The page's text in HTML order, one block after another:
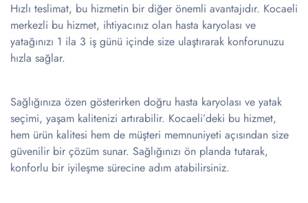
Hızlı teslimat, bu hizmetin bir diğer önemli avantajıdır. Kocaeli
merkezli bu hizmet, ihtiyacınız olan hasta karyolası ve
yatağınızı 1 ila 3 iş günü içinde size ulaştırarak konforunuzu
hızla sağlar.
Sağlığınıza özen gösterirken doğru hasta karyolası ve yatak
seçimi, yaşam kalitenizi artırabilir. Kocaeli’deki bu hizmet,
hem ürün kalitesi hem de müşteri memnuniyeti açısından size
güvenilir bir çözüm sunar. Sağlığınızı ön planda tutarak,
konforlu bir iyileşme sürecine adım atabilirsiniz.